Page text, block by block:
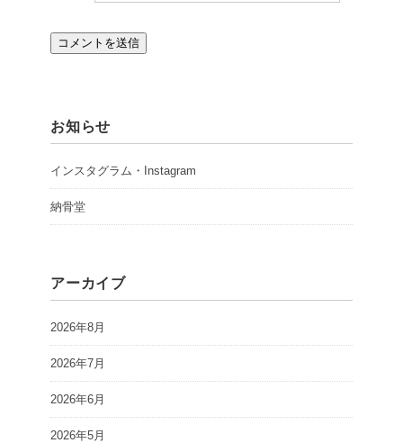
お知らせ
インスタグラム・Instagram
納骨堂
アーカイブ
2026年8月
2026年7月
2026年6月
2026年5月